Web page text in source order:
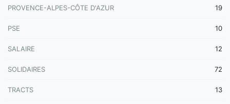
PROVENCE-ALPES-CÔTE D'AZUR 19
PSE 10
SALAIRE 12
SOLIDAIRES 72
TRACTS 13